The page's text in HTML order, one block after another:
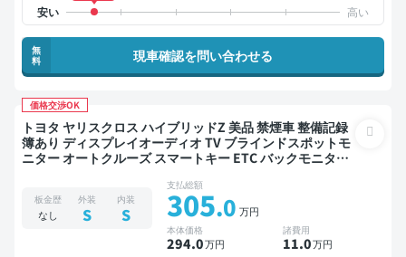
無
料
現車確認を問い合わせる
価格交渉OK
トヨタ ヤリスクロス ハイブリッドZ 美品 禁煙車 整備記録
簿あり ディスプレイオーディオ TV ブラインドスポットモ
ニター オートクルーズ スマートキー ETC バックモニター
板金歴
なし
外装
S
内装
S
支払総額
305.0 万円
本体価格
294.0万円
諸費用
11.0万円